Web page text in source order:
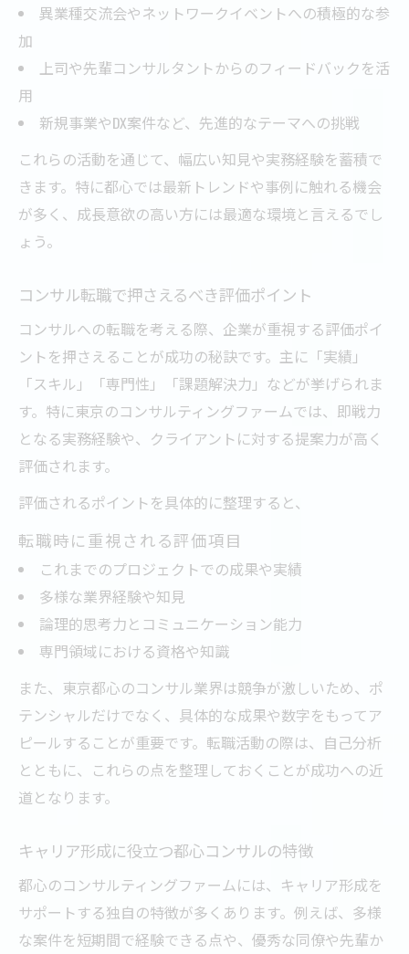
異業種交流会やネットワークイベントへの積極的な参
加
上司や先輩コンサルタントからのフィードバックを活
用
新規事業やDX案件など、先進的なテーマへの挑戦
これらの活動を通じて、幅広い知見や実務経験を蓄積で
きます。特に都心では最新トレンドや事例に触れる機会
が多く、成長意欲の高い方には最適な環境と言えるでし
ょう。
コンサル転職で押さえるべき評価ポイント
コンサルへの転職を考える際、企業が重視する評価ポイ
ントを押さえることが成功の秘訣です。主に「実績」
「スキル」「専門性」「課題解決力」などが挙げられま
す。特に東京のコンサルティングファームでは、即戦力
となる実務経験や、クライアントに対する提案力が高く
評価されます。
評価されるポイントを具体的に整理すると、
転職時に重視される評価項目
これまでのプロジェクトでの成果や実績
多様な業界経験や知見
論理的思考力とコミュニケーション能力
専門領域における資格や知識
また、東京都心のコンサル業界は競争が激しいため、ポ
テンシャルだけでなく、具体的な成果や数字をもってア
ピールすることが重要です。転職活動の際は、自己分析
とともに、これらの点を整理しておくことが成功への近
道となります。
キャリア形成に役立つ都心コンサルの特徴
都心のコンサルティングファームには、キャリア形成を
サポートする独自の特徴が多くあります。例えば、多様
な案件を短期間で経験できる点や、優秀な同僚や先輩か